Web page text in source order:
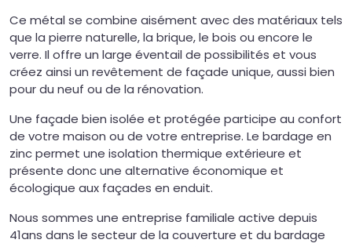
Ce métal se combine aisément avec des matériaux tels
que la pierre naturelle, la brique, le bois ou encore le
verre. Il offre un large éventail de possibilités et vous
créez ainsi un revêtement de façade unique, aussi bien
pour du neuf ou de la rénovation.
Une façade bien isolée et protégée participe au confort
de votre maison ou de votre entreprise. Le bardage en
zinc permet une isolation thermique extérieure et
présente donc une alternative économique et
écologique aux façades en enduit.
Nous sommes une entreprise familiale active depuis
41ans dans le secteur de la couverture et du bardage